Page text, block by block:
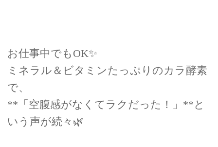
お仕事中でもOK✨
ミネラル＆ビタミンたっぷりのカラ酵素
で、
**「空腹感がなくてラクだった！」**と
いう声が続々🌿